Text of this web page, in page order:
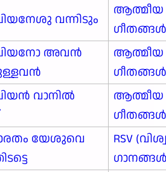
വന്നിടും
ആത്മീയ
ഗീതങ്ങൾ
അവൻ
ആത്മീയ
ഗീതങ്ങൾ
വാനിൽ
ആത്മീയ
ഗീതങ്ങൾ
യേശുവെ
RSV